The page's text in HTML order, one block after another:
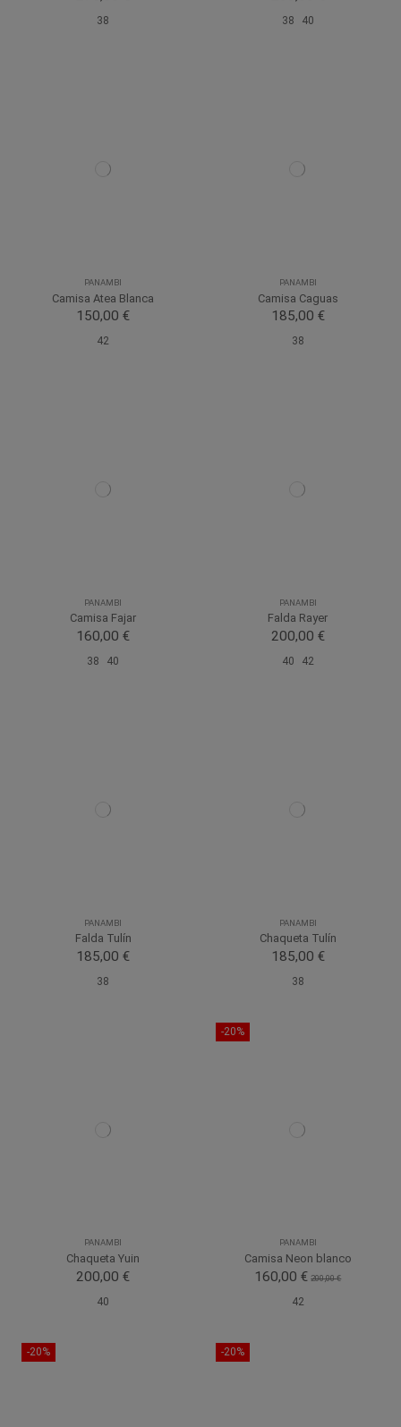
38 38 40
PANAMBI
Camisa Atea Blanca
150,00 €
42
PANAMBI
Camisa Caguas
185,00 €
38
PANAMBI
Camisa Fajar
160,00 €
38 40
PANAMBI
Falda Rayer
200,00 €
40 42
PANAMBI
Falda Tulín
185,00 €
38
PANAMBI
Chaqueta Tulín
185,00 €
38
PANAMBI
Chaqueta Yuin
200,00 €
40
-20%
PANAMBI
Camisa Neon blanco
160,00 € 200,00 €
42
-20% -20%